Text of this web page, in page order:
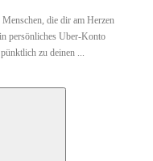
die dir am Herzen
persönliches Uber-Konto
zu deinen ...